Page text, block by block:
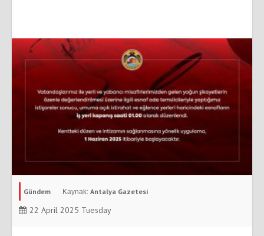
Gündem Antalya Gazetesi
22 April 2025 Tuesday